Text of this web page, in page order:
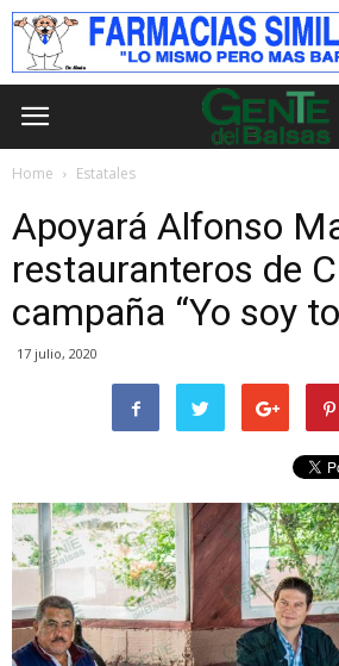
Home Estatales
Apoyará Alfonso
restauranteros de
campaña “Yo soy
17 julio, 2020